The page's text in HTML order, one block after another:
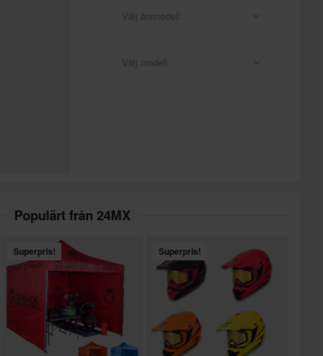
Välj årsmodell
Välj modell
Populärt från 24MX
Superpris! Superpris!